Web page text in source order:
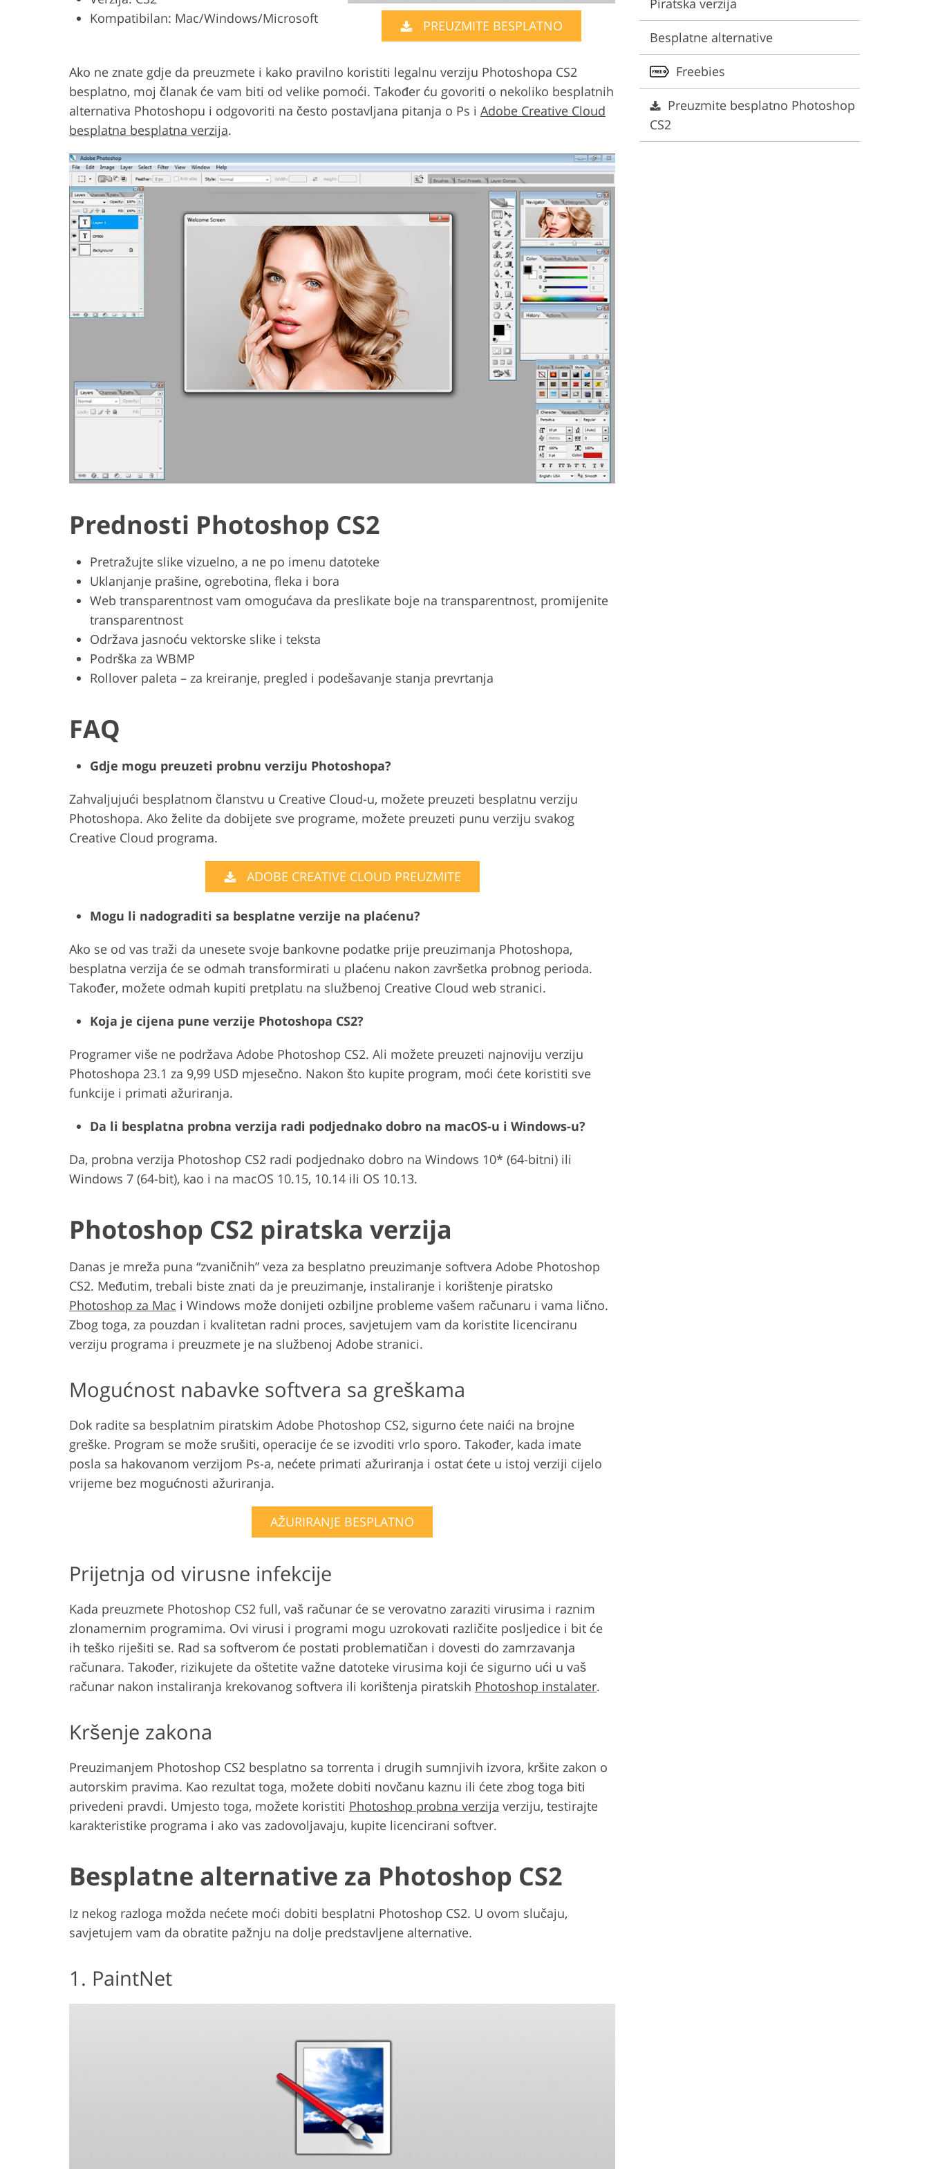
Product Photo Editing Jewellery Photo Editing AI Training Data Video Editing Services
Kompatibilan: Mac/Windows/Microsoft
PREUZMITE BESPLATNO
Ako ne znate gdje da preuzmete i kako pravilno koristiti legalnu verziju Photoshopa CS2
besplatno, moj članak će vam biti od velike pomoći. Također ću govoriti o nekoliko besplatnih
alternativa Photoshopu i odgovoriti na često postavljana pitanja o Ps i Adobe Creative Cloud
besplatna besplatna verzija.
Prednosti Photoshop CS2
Pretražujte slike vizuelno, a ne po imenu datoteke
Uklanjanje prašine, ogrebotina, fleka i bora
Web transparentnost vam omogućava da preslikate boje na transparentnost, promijenite
transparentnost
Održava jasnoću vektorske slike i teksta
Podrška za WBMP
Rollover paleta – za kreiranje, pregled i podešavanje stanja prevrtanja
FAQ
Gdje mogu preuzeti probnu verziju Photoshopa?
Zahvaljujući besplatnom članstvu u Creative Cloud-u, možete preuzeti besplatnu verziju
Photoshopa. Ako želite da dobijete sve programe, možete preuzeti punu verziju svakog
Creative Cloud programa.
ADOBE CREATIVE CLOUD PREUZMITE
Mogu li nadograditi sa besplatne verzije na plaćenu?
Ako se od vas traži da unesete svoje bankovne podatke prije preuzimanja Photoshopa,
besplatna verzija će se odmah transformirati u plaćenu nakon završetka probnog perioda.
Također, možete odmah kupiti pretplatu na službenoj Creative Cloud web stranici.
Koja je cijena pune verzije Photoshopa CS2?
Programer više ne podržava Adobe Photoshop CS2. Ali možete preuzeti najnoviju verziju
Photoshopa 23.1 za 9,99 USD mjesečno. Nakon što kupite program, moći ćete koristiti sve
funkcije i primati ažuriranja.
Da li besplatna probna verzija radi podjednako dobro na macOS-u i Windows-u?
Da, probna verzija Photoshop CS2 radi podjednako dobro na Windows 10* (64-bitni) ili
Windows 7 (64-bit), kao i na macOS 10.15, 10.14 ili OS 10.13.
Photoshop CS2 piratska verzija
Danas je mreža puna “zvaničnih” veza za besplatno preuzimanje softvera Adobe Photoshop
CS2. Međutim, trebali biste znati da je preuzimanje, instaliranje i korištenje piratsko
Photoshop za Mac i Windows može donijeti ozbiljne probleme vašem računaru i vama lično.
Zbog toga, za pouzdan i kvalitetan radni proces, savjetujem vam da koristite licenciranu
verziju programa i preuzmete je na službenoj Adobe stranici.
Mogućnost nabavke softvera sa greškama
Dok radite sa besplatnim piratskim Adobe Photoshop CS2, sigurno ćete naići na brojne
greške. Program se može srušiti, operacije će se izvoditi vrlo sporo. Također, kada imate
posla sa hakovanom verzijom Ps-a, nećete primati ažuriranja i ostat ćete u istoj verziji cijelo
vrijeme bez mogućnosti ažuriranja.
AŽURIRANJE BESPLATNO
Prijetnja od virusne infekcije
Kada preuzmete Photoshop CS2 full, vaš računar će se verovatno zaraziti virusima i raznim
zlonamernim programima. Ovi virusi i programi mogu uzrokovati različite posljedice i bit će
ih teško riješiti se. Rad sa softverom će postati problematičan i dovesti do zamrzavanja
računara. Također, rizikujete da oštetite važne datoteke virusima koji će sigurno ući u vaš
računar nakon instaliranja krekovanog softvera ili korištenja piratskih Photoshop instalater.
Kršenje zakona
Preuzimanjem Photoshop CS2 besplatno sa torrenta i drugih sumnjivih izvora, kršite zakon o
autorskim pravima. Kao rezultat toga, možete dobiti novčanu kaznu ili ćete zbog toga biti
privedeni pravdi. Umjesto toga, možete koristiti Photoshop probna verzija verziju, testirajte
karakteristike programa i ako vas zadovoljavaju, kupite licencirani softver.
Besplatne alternative za Photoshop CS2
Iz nekog razloga možda nećete moći dobiti besplatni Photoshop CS2. U ovom slučaju,
savjetujem vam da obratite pažnju na dolje predstavljene alternative.
1. PaintNet
Piratska verzija
Besplatne alternative
Freebies
Preuzmite besplatno Photoshop
CS2